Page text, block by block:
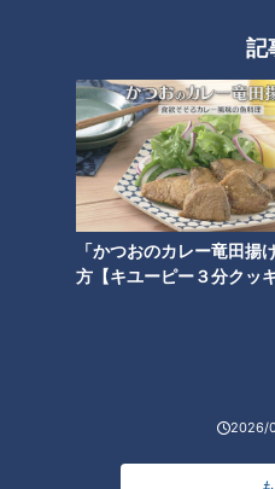
記
「かつおのカレー竜田揚
方【キユーピー３分クッキ
2026/
立浪ドラゴンズ首位進撃中！ピ
ンク色に染まった本拠地ドーム
でその強さに遭遇